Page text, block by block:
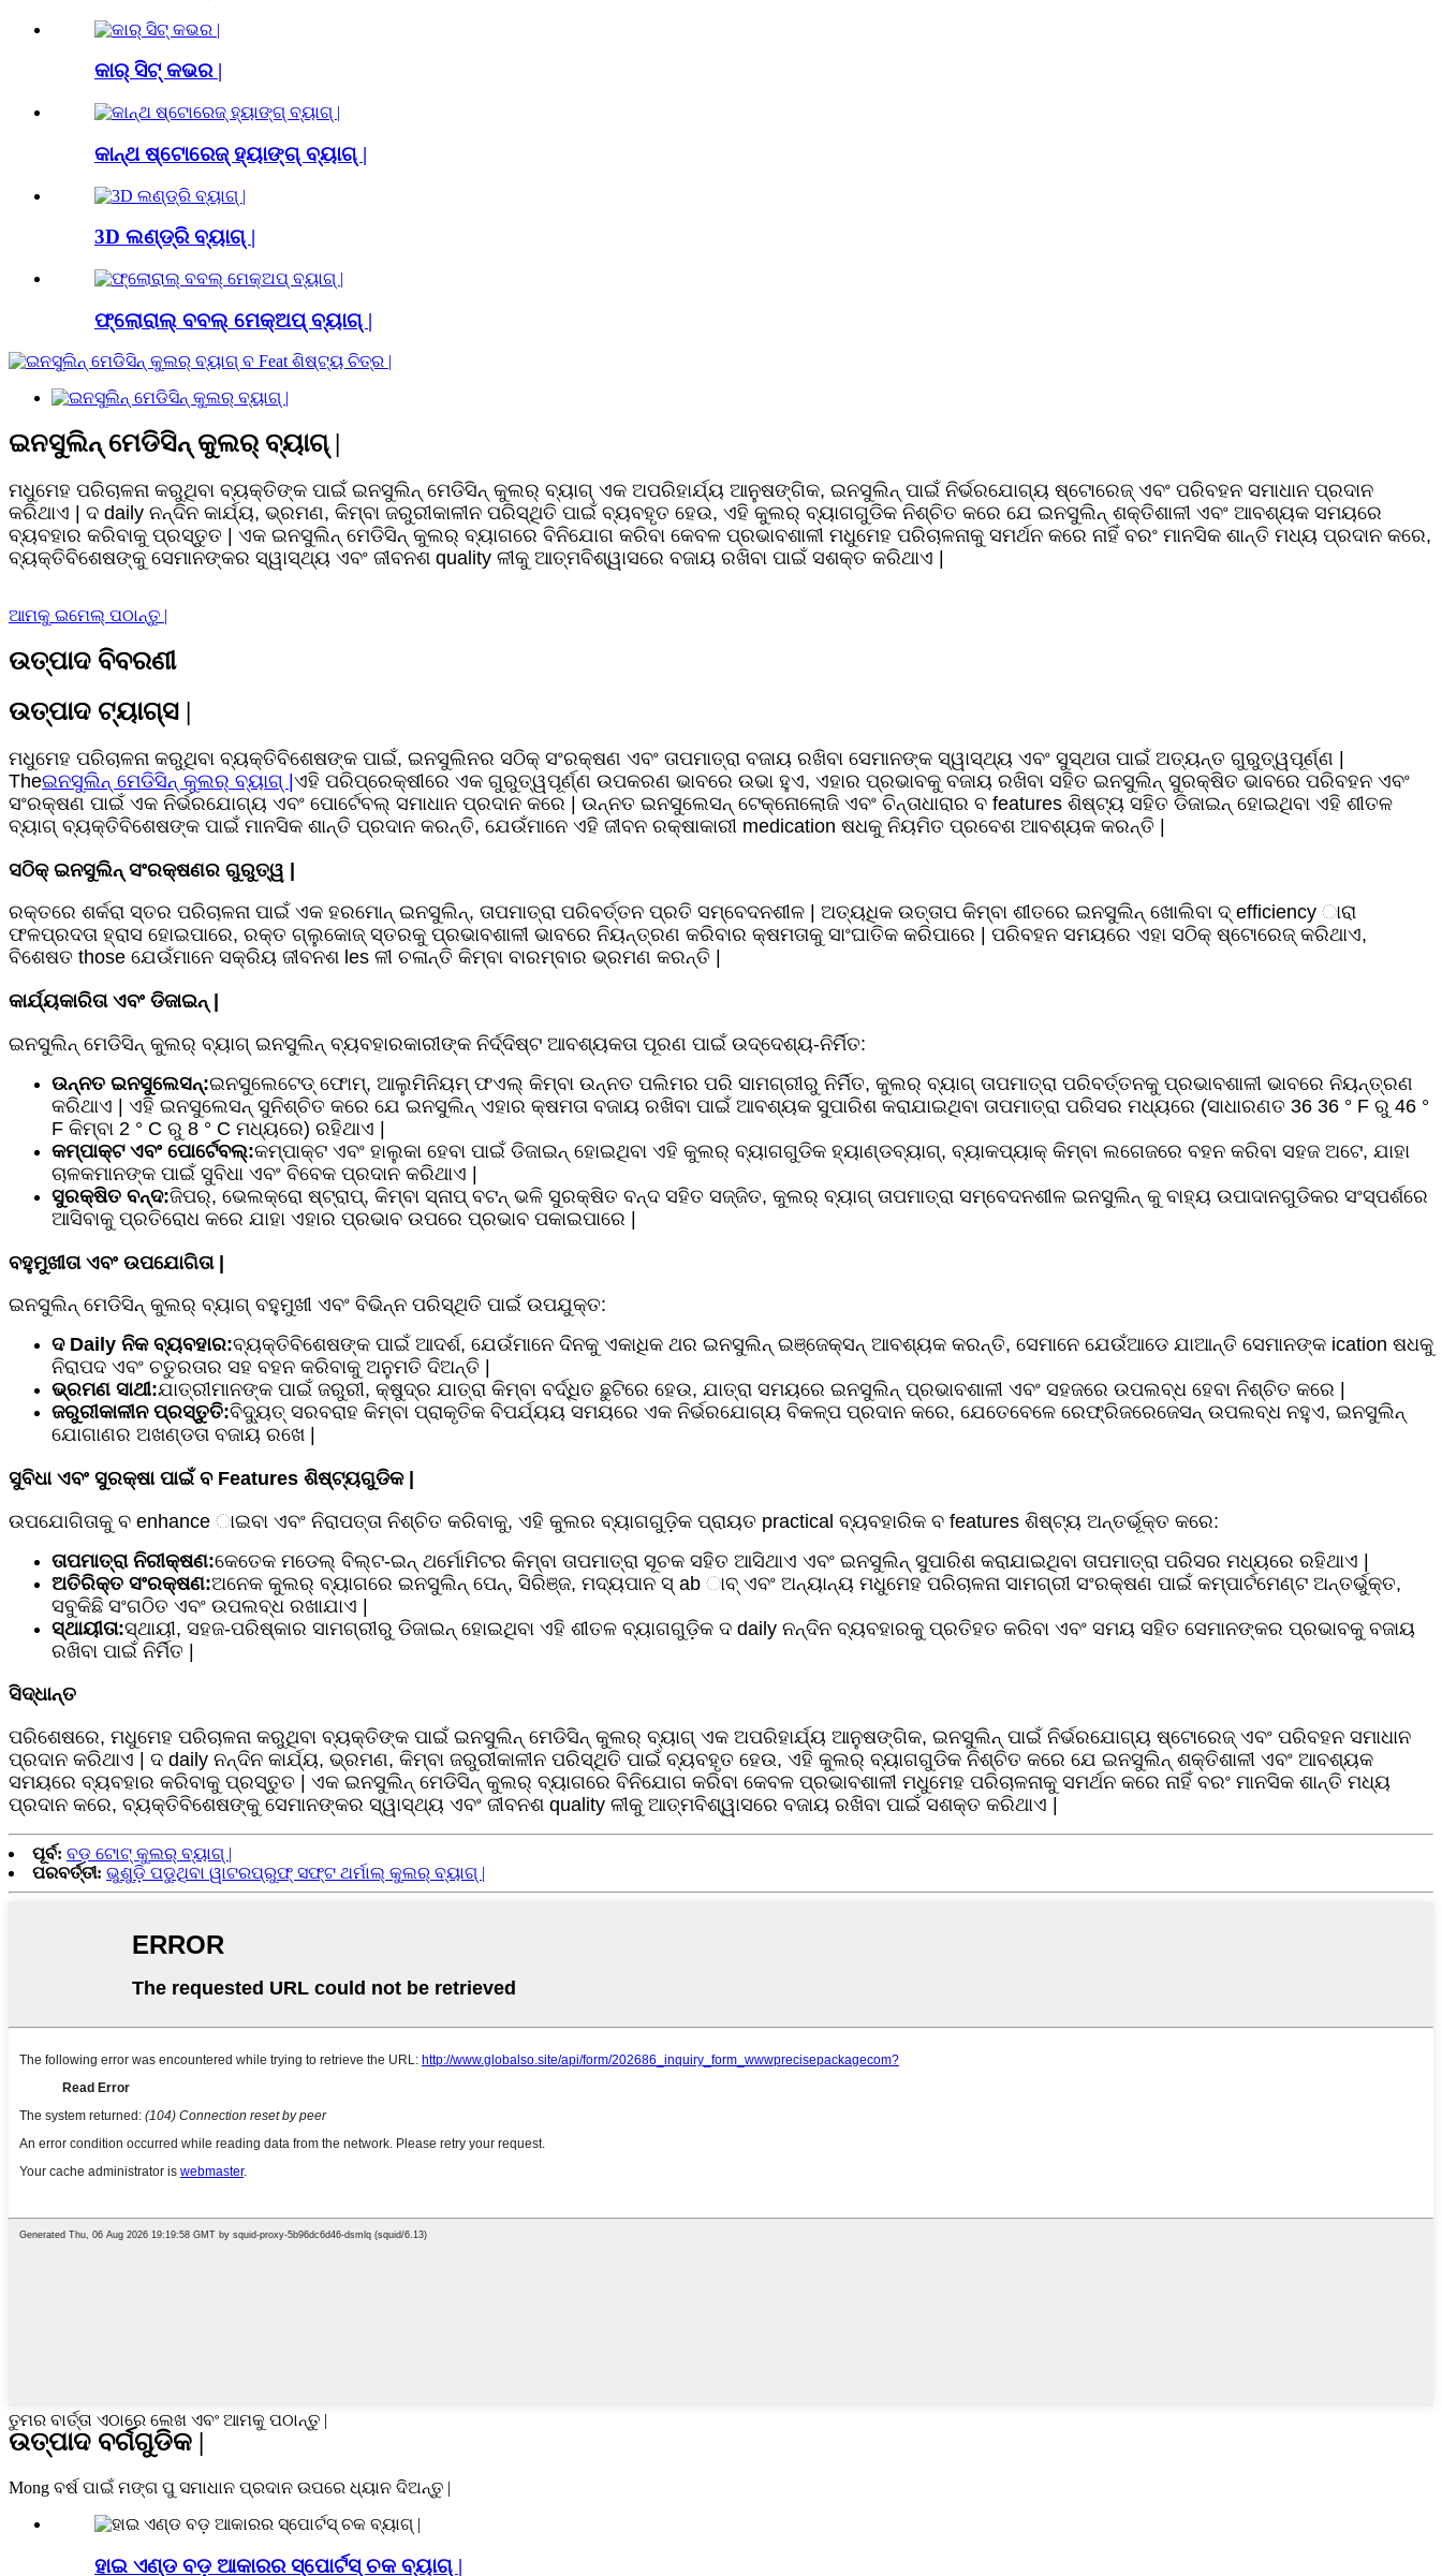
କାର୍ ସିଟ୍ କଭର |
କାନ୍ଥ ଷ୍ଟୋରେଜ୍ ହ୍ୟାଙ୍ଗ୍ ବ୍ୟାଗ୍ |
3D ଲଣ୍ଡ୍ରି ବ୍ୟାଗ୍ |
ଫ୍ଲୋରାଲ୍ ବବଲ୍ ମେକ୍ଅପ୍ ବ୍ୟାଗ୍ |
ଇନସୁଲିନ୍ ମେଡିସିନ୍ କୁଲର୍ ବ୍ୟାଗ୍ |
ମଧୁମେହ ପରିଚାଳନା କରୁଥିବା ବ୍ୟକ୍ତିଙ୍କ ପାଇଁ ଇନସୁଲିନ୍ ମେଡିସିନ୍ କୁଲର୍ ବ୍ୟାଗ୍ ଏକ ଅପରିହାର୍ଯ୍ୟ ଆନୁଷଙ୍ଗିକ, ଇନସୁଲିନ୍ ପାଇଁ ନିର୍ଭରଯୋଗ୍ୟ ଷ୍ଟୋରେଜ୍ ଏବଂ ପରିବହନ ସମାଧାନ ପ୍ରଦାନ
କରିଥାଏ | ଦ daily ନନ୍ଦିନ କାର୍ଯ୍ୟ, ଭ୍ରମଣ, କିମ୍ବା ଜରୁରୀକାଳୀନ ପରିସ୍ଥିତି ପାଇଁ ବ୍ୟବହୃତ ହେଉ, ଏହି କୁଲର୍ ବ୍ୟାଗଗୁଡିକ ନିଶ୍ଚିତ କରେ ଯେ ଇନସୁଲିନ୍ ଶକ୍ତିଶାଳୀ ଏବଂ ଆବଶ୍ୟକ ସମୟରେ
ବ୍ୟବହାର କରିବାକୁ ପ୍ରସ୍ତୁତ | ଏକ ଇନସୁଲିନ୍ ମେଡିସିନ୍ କୁଲର୍ ବ୍ୟାଗରେ ବିନିଯୋଗ କରିବା କେବଳ ପ୍ରଭାବଶାଳୀ ମଧୁମେହ ପରିଚାଳନାକୁ ସମର୍ଥନ କରେ ନାହିଁ ବରଂ ମାନସିକ ଶାନ୍ତି ମଧ୍ୟ ପ୍ରଦାନ କରେ,
ବ୍ୟକ୍ତିବିଶେଷଙ୍କୁ ସେମାନଙ୍କର ସ୍ୱାସ୍ଥ୍ୟ ଏବଂ ଜୀବନଶ quality ଳୀକୁ ଆତ୍ମବିଶ୍ୱାସରେ ବଜାୟ ରଖିବା ପାଇଁ ସଶକ୍ତ କରିଥାଏ |
ଆମକୁ ଇମେଲ୍ ପଠାନ୍ତୁ |
ଉତ୍ପାଦ ବିବରଣୀ
ଉତ୍ପାଦ ଟ୍ୟାଗ୍ସ |
ମଧୁମେହ ପରିଚାଳନା କରୁଥିବା ବ୍ୟକ୍ତିବିଶେଷଙ୍କ ପାଇଁ, ଇନସୁଲିନର ସଠିକ୍ ସଂରକ୍ଷଣ ଏବଂ ତାପମାତ୍ରା ବଜାୟ ରଖିବା ସେମାନଙ୍କ ସ୍ୱାସ୍ଥ୍ୟ ଏବଂ ସୁସ୍ଥତା ପାଇଁ ଅତ୍ୟନ୍ତ ଗୁରୁତ୍ୱପୂର୍ଣ୍ଣ |
Theଇନସୁଲିନ୍ ମେଡିସିନ୍ କୁଲର୍ ବ୍ୟାଗ୍ |ଏହି ପରିପ୍ରେକ୍ଷୀରେ ଏକ ଗୁରୁତ୍ୱପୂର୍ଣ୍ଣ ଉପକରଣ ଭାବରେ ଉଭା ହୁଏ, ଏହାର ପ୍ରଭାବକୁ ବଜାୟ ରଖିବା ସହିତ ଇନସୁଲିନ୍ ସୁରକ୍ଷିତ ଭାବରେ ପରିବହନ ଏବଂ
ସଂରକ୍ଷଣ ପାଇଁ ଏକ ନିର୍ଭରଯୋଗ୍ୟ ଏବଂ ପୋର୍ଟେବଲ୍ ସମାଧାନ ପ୍ରଦାନ କରେ | ଉନ୍ନତ ଇନସୁଲେସନ୍ ଟେକ୍ନୋଲୋଜି ଏବଂ ଚିନ୍ତାଧାରାର ବ features ଶିଷ୍ଟ୍ୟ ସହିତ ଡିଜାଇନ୍ ହୋଇଥିବା ଏହି ଶୀତଳ
ବ୍ୟାଗ୍ ବ୍ୟକ୍ତିବିଶେଷଙ୍କ ପାଇଁ ମାନସିକ ଶାନ୍ତି ପ୍ରଦାନ କରନ୍ତି, ଯେଉଁମାନେ ଏହି ଜୀବନ ରକ୍ଷାକାରୀ medication ଷଧକୁ ନିୟମିତ ପ୍ରବେଶ ଆବଶ୍ୟକ କରନ୍ତି |
ସଠିକ୍ ଇନସୁଲିନ୍ ସଂରକ୍ଷଣର ଗୁରୁତ୍ୱ |
ରକ୍ତରେ ଶର୍କରା ସ୍ତର ପରିଚାଳନା ପାଇଁ ଏକ ହରମୋନ୍ ଇନସୁଲିନ୍, ତାପମାତ୍ରା ପରିବର୍ତ୍ତନ ପ୍ରତି ସମ୍ବେଦନଶୀଳ | ଅତ୍ୟଧିକ ଉତ୍ତାପ କିମ୍ବା ଶୀତରେ ଇନସୁଲିନ୍ ଖୋଲିବା ଦ୍ efficiency ାରା
ଫଳପ୍ରଦତା ହ୍ରାସ ହୋଇପାରେ, ରକ୍ତ ଗ୍ଲୁକୋଜ୍ ସ୍ତରକୁ ପ୍ରଭାବଶାଳୀ ଭାବରେ ନିୟନ୍ତ୍ରଣ କରିବାର କ୍ଷମତାକୁ ସାଂଘାତିକ କରିପାରେ | ପରିବହନ ସମୟରେ ଏହା ସଠିକ୍ ଷ୍ଟୋରେଜ୍ କରିଥାଏ,
ବିଶେଷତ those ଯେଉଁମାନେ ସକ୍ରିୟ ଜୀବନଶ les ଳୀ ଚଳାନ୍ତି କିମ୍ବା ବାରମ୍ବାର ଭ୍ରମଣ କରନ୍ତି |
କାର୍ଯ୍ୟକାରିତା ଏବଂ ଡିଜାଇନ୍ |
ଇନସୁଲିନ୍ ମେଡିସିନ୍ କୁଲର୍ ବ୍ୟାଗ୍ ଇନସୁଲିନ୍ ବ୍ୟବହାରକାରୀଙ୍କ ନିର୍ଦ୍ଦିଷ୍ଟ ଆବଶ୍ୟକତା ପୂରଣ ପାଇଁ ଉଦ୍ଦେଶ୍ୟ-ନିର୍ମିତ:
ଉନ୍ନତ ଇନସୁଲେସନ୍:ଇନସୁଲେଟେଡ୍ ଫୋମ୍, ଆଲୁମିନିୟମ୍ ଫଏଲ୍ କିମ୍ବା ଉନ୍ନତ ପଲିମର ପରି ସାମଗ୍ରୀରୁ ନିର୍ମିତ, କୁଲର୍ ବ୍ୟାଗ୍ ତାପମାତ୍ରା ପରିବର୍ତ୍ତନକୁ ପ୍ରଭାବଶାଳୀ ଭାବରେ ନିୟନ୍ତ୍ରଣ
କରିଥାଏ | ଏହି ଇନସୁଲେସନ୍ ସୁନିଶ୍ଚିତ କରେ ଯେ ଇନସୁଲିନ୍ ଏହାର କ୍ଷମତା ବଜାୟ ରଖିବା ପାଇଁ ଆବଶ୍ୟକ ସୁପାରିଶ କରାଯାଇଥିବା ତାପମାତ୍ରା ପରିସର ମଧ୍ୟରେ (ସାଧାରଣତ 36 36 ° F ରୁ 46 °
F କିମ୍ବା 2 ° C ରୁ 8 ° C ମଧ୍ୟରେ) ରହିଥାଏ |
କମ୍ପାକ୍ଟ ଏବଂ ପୋର୍ଟେବଲ୍:କମ୍ପାକ୍ଟ ଏବଂ ହାଲୁକା ହେବା ପାଇଁ ଡିଜାଇନ୍ ହୋଇଥିବା ଏହି କୁଲର୍ ବ୍ୟାଗଗୁଡିକ ହ୍ୟାଣ୍ଡବ୍ୟାଗ୍, ବ୍ୟାକପ୍ୟାକ୍ କିମ୍ବା ଲଗେଜରେ ବହନ କରିବା ସହଜ ଅଟେ, ଯାହା
ଚାଳକମାନଙ୍କ ପାଇଁ ସୁବିଧା ଏବଂ ବିବେକ ପ୍ରଦାନ କରିଥାଏ |
ସୁରକ୍ଷିତ ବନ୍ଦ:ଜିପର୍, ଭେଲକ୍ରୋ ଷ୍ଟ୍ରାପ୍, କିମ୍ବା ସ୍ନାପ୍ ବଟନ୍ ଭଳି ସୁରକ୍ଷିତ ବନ୍ଦ ସହିତ ସଜ୍ଜିତ, କୁଲର୍ ବ୍ୟାଗ୍ ତାପମାତ୍ରା ସମ୍ବେଦନଶୀଳ ଇନସୁଲିନ୍ କୁ ବାହ୍ୟ ଉପାଦାନଗୁଡିକର ସଂସ୍ପର୍ଶରେ
ଆସିବାକୁ ପ୍ରତିରୋଧ କରେ ଯାହା ଏହାର ପ୍ରଭାବ ଉପରେ ପ୍ରଭାବ ପକାଇପାରେ |
ବହୁମୁଖୀତା ଏବଂ ଉପଯୋଗିତା |
ଇନସୁଲିନ୍ ମେଡିସିନ୍ କୁଲର୍ ବ୍ୟାଗ୍ ବହୁମୁଖୀ ଏବଂ ବିଭିନ୍ନ ପରିସ୍ଥିତି ପାଇଁ ଉପଯୁକ୍ତ:
ଦ Daily ନିକ ବ୍ୟବହାର:ବ୍ୟକ୍ତିବିଶେଷଙ୍କ ପାଇଁ ଆଦର୍ଶ, ଯେଉଁମାନେ ଦିନକୁ ଏକାଧିକ ଥର ଇନସୁଲିନ୍ ଇଞ୍ଜେକ୍ସନ୍ ଆବଶ୍ୟକ କରନ୍ତି, ସେମାନେ ଯେଉଁଆଡେ ଯାଆନ୍ତି ସେମାନଙ୍କ ication ଷଧକୁ
ନିରାପଦ ଏବଂ ଚତୁରତାର ସହ ବହନ କରିବାକୁ ଅନୁମତି ଦିଅନ୍ତି |
ଭ୍ରମଣ ସାଥୀ:ଯାତ୍ରୀମାନଙ୍କ ପାଇଁ ଜରୁରୀ, କ୍ଷୁଦ୍ର ଯାତ୍ରା କିମ୍ବା ବର୍ଦ୍ଧିତ ଛୁଟିରେ ହେଉ, ଯାତ୍ରା ସମୟରେ ଇନସୁଲିନ୍ ପ୍ରଭାବଶାଳୀ ଏବଂ ସହଜରେ ଉପଲବ୍ଧ ହେବା ନିଶ୍ଚିତ କରେ |
ଜରୁରୀକାଳୀନ ପ୍ରସ୍ତୁତି:ବିଦ୍ୟୁତ୍ ସରବରାହ କିମ୍ବା ପ୍ରାକୃତିକ ବିପର୍ଯ୍ୟୟ ସମୟରେ ଏକ ନିର୍ଭରଯୋଗ୍ୟ ବିକଳ୍ପ ପ୍ରଦାନ କରେ, ଯେତେବେଳେ ରେଫ୍ରିଜରେଜେସନ୍ ଉପଲବ୍ଧ ନହୁଏ, ଇନସୁଲିନ୍
ଯୋଗାଣର ଅଖଣ୍ଡତା ବଜାୟ ରଖେ |
ସୁବିଧା ଏବଂ ସୁରକ୍ଷା ପାଇଁ ବ Features ଶିଷ୍ଟ୍ୟଗୁଡିକ |
ଉପଯୋଗିତାକୁ ବ enhance ାଇବା ଏବଂ ନିରାପତ୍ତା ନିଶ୍ଚିତ କରିବାକୁ, ଏହି କୁଲର ବ୍ୟାଗଗୁଡ଼ିକ ପ୍ରାୟତ practical ବ୍ୟବହାରିକ ବ features ଶିଷ୍ଟ୍ୟ ଅନ୍ତର୍ଭୂକ୍ତ କରେ:
ତାପମାତ୍ରା ନିରୀକ୍ଷଣ:କେତେକ ମଡେଲ୍ ବିଲ୍ଟ-ଇନ୍ ଥର୍ମୋମିଟର କିମ୍ବା ତାପମାତ୍ରା ସୂଚକ ସହିତ ଆସିଥାଏ ଏବଂ ଇନସୁଲିନ୍ ସୁପାରିଶ କରାଯାଇଥିବା ତାପମାତ୍ରା ପରିସର ମଧ୍ୟରେ ରହିଥାଏ |
ଅତିରିକ୍ତ ସଂରକ୍ଷଣ:ଅନେକ କୁଲର୍ ବ୍ୟାଗରେ ଇନସୁଲିନ୍ ପେନ୍, ସିରିଞ୍ଜ, ମଦ୍ୟପାନ ସ୍ ab ାବ୍ ଏବଂ ଅନ୍ୟାନ୍ୟ ମଧୁମେହ ପରିଚାଳନା ସାମଗ୍ରୀ ସଂରକ୍ଷଣ ପାଇଁ କମ୍ପାର୍ଟମେଣ୍ଟ ଅନ୍ତର୍ଭୁକ୍ତ,
ସବୁକିଛି ସଂଗଠିତ ଏବଂ ଉପଲବ୍ଧ ରଖାଯାଏ |
ସ୍ଥାୟୀତା:ସ୍ଥାୟୀ, ସହଜ-ପରିଷ୍କାର ସାମଗ୍ରୀରୁ ଡିଜାଇନ୍ ହୋଇଥିବା ଏହି ଶୀତଳ ବ୍ୟାଗଗୁଡ଼ିକ ଦ daily ନନ୍ଦିନ ବ୍ୟବହାରକୁ ପ୍ରତିହତ କରିବା ଏବଂ ସମୟ ସହିତ ସେମାନଙ୍କର ପ୍ରଭାବକୁ ବଜାୟ
ରଖିବା ପାଇଁ ନିର୍ମିତ |
ସିଦ୍ଧାନ୍ତ
ପରିଶେଷରେ, ମଧୁମେହ ପରିଚାଳନା କରୁଥିବା ବ୍ୟକ୍ତିଙ୍କ ପାଇଁ ଇନସୁଲିନ୍ ମେଡିସିନ୍ କୁଲର୍ ବ୍ୟାଗ୍ ଏକ ଅପରିହାର୍ଯ୍ୟ ଆନୁଷଙ୍ଗିକ, ଇନସୁଲିନ୍ ପାଇଁ ନିର୍ଭରଯୋଗ୍ୟ ଷ୍ଟୋରେଜ୍ ଏବଂ ପରିବହନ ସମାଧାନ
ପ୍ରଦାନ କରିଥାଏ | ଦ daily ନନ୍ଦିନ କାର୍ଯ୍ୟ, ଭ୍ରମଣ, କିମ୍ବା ଜରୁରୀକାଳୀନ ପରିସ୍ଥିତି ପାଇଁ ବ୍ୟବହୃତ ହେଉ, ଏହି କୁଲର୍ ବ୍ୟାଗଗୁଡିକ ନିଶ୍ଚିତ କରେ ଯେ ଇନସୁଲିନ୍ ଶକ୍ତିଶାଳୀ ଏବଂ ଆବଶ୍ୟକ
ସମୟରେ ବ୍ୟବହାର କରିବାକୁ ପ୍ରସ୍ତୁତ | ଏକ ଇନସୁଲିନ୍ ମେଡିସିନ୍ କୁଲର୍ ବ୍ୟାଗରେ ବିନିଯୋଗ କରିବା କେବଳ ପ୍ରଭାବଶାଳୀ ମଧୁମେହ ପରିଚାଳନାକୁ ସମର୍ଥନ କରେ ନାହିଁ ବରଂ ମାନସିକ ଶାନ୍ତି ମଧ୍ୟ
ପ୍ରଦାନ କରେ, ବ୍ୟକ୍ତିବିଶେଷଙ୍କୁ ସେମାନଙ୍କର ସ୍ୱାସ୍ଥ୍ୟ ଏବଂ ଜୀବନଶ quality ଳୀକୁ ଆତ୍ମବିଶ୍ୱାସରେ ବଜାୟ ରଖିବା ପାଇଁ ସଶକ୍ତ କରିଥାଏ |
ପୂର୍ବ: ବଡ଼ ଟୋଟ୍ କୁଲର୍ ବ୍ୟାଗ୍ |
ପରବର୍ତ୍ତୀ: ଭୁଶୁଡ଼ି ପଡୁଥିବା ୱାଟରପ୍ରୁଫ୍ ସଫ୍ଟ ଥର୍ମାଲ୍ କୁଲର୍ ବ୍ୟାଗ୍ |
ତୁମର ବାର୍ତ୍ତା ଏଠାରେ ଲେଖ ଏବଂ ଆମକୁ ପଠାନ୍ତୁ |
ଉତ୍ପାଦ ବର୍ଗଗୁଡିକ |
Mong ବର୍ଷ ପାଇଁ ମଙ୍ଗ ପୁ ସମାଧାନ ପ୍ରଦାନ ଉପରେ ଧ୍ୟାନ ଦିଅନ୍ତୁ |
ହାଇ ଏଣ୍ଡ ବଡ଼ ଆକାରର ସ୍ପୋର୍ଟସ୍ ଚକ ବ୍ୟାଗ୍ |